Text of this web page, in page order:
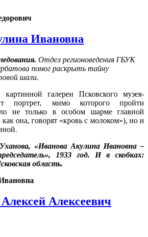
Ивановна
Отдел регионоведения ГБУК
помог раскрыть тайну
шали.
галереи Псковского музея-
портрет, мимо которого пройти
не только в особом шарме главной
она, говорят «кровь с молоком»), но и
«Иванова Акулина Ивановна –
1933 год. И в скобках:
область.
Алексеевич